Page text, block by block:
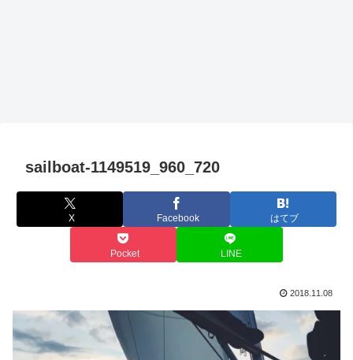
sailboat-1149519_960_720
X Facebook はてブ
Pocket LINE
2018.11.08